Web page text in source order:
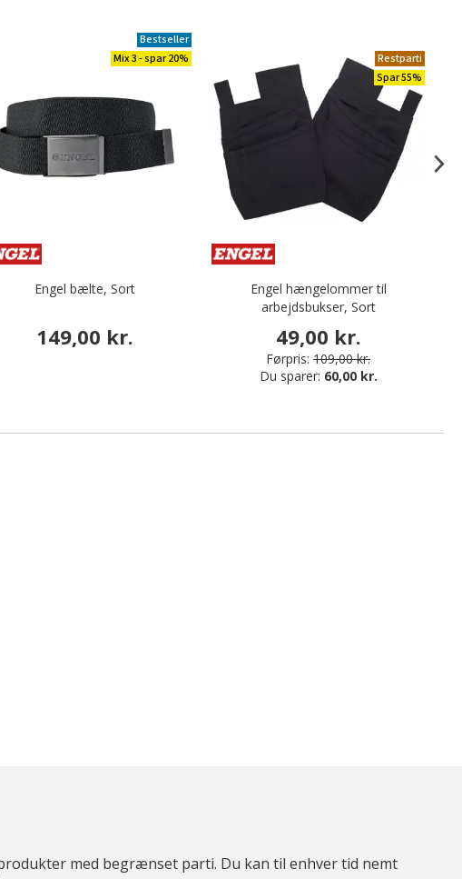
Bestseller
Mix 3 - spar 20%
Engel bælte, Sort
149,00 kr.
Restparti
Spar 55%
Engel hængelommer til
arbejdsbukser, Sort
49,00 kr.
Førpris: 109,00 kr.
Du sparer: 60,00 kr.
med begrænset parti. Du kan til enhver tid nemt